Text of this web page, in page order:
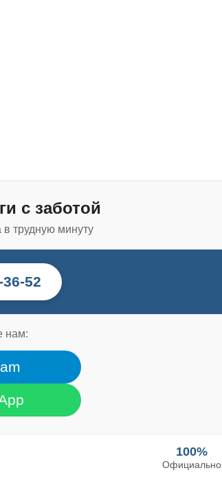
с заботой
в трудную минуту
52
нам:
100%
Официально